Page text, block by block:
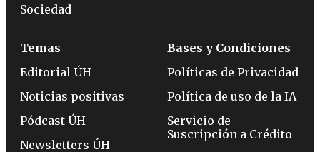
Sociedad
Temas
Editorial ÚH
Noticias positivas
Pódcast ÚH
Newsletters ÚH
Bases y Condiciones
Políticas de Privacidad
Política de uso de la IA
Servicio de
Suscripción a Crédito